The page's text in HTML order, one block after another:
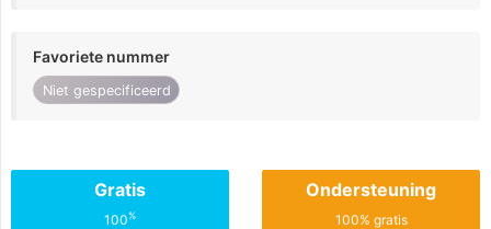
Favoriete nummer
Niet gespecificeerd
Gratis
100%
Ondersteuning
100% gratis